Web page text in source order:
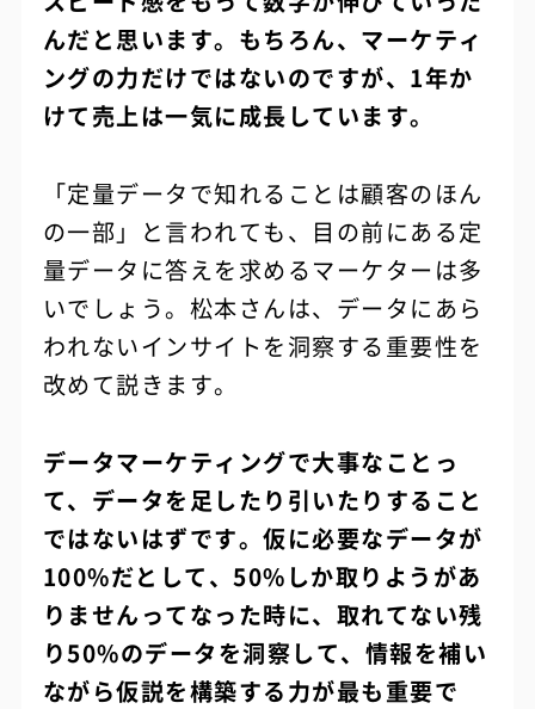
んだと思います。もちろん、マーケティ
ングの力だけではないのですが、1年か
けて売上は一気に成長しています。
「定量データで知れることは顧客のほん
の一部」と言われても、目の前にある定
量データに答えを求めるマーケターは多
いでしょう。松本さんは、データにあら
われないインサイトを洞察する重要性を
改めて説きます。
データマーケティングで大事なことっ
て、データを足したり引いたりすること
ではないはずです。仮に必要なデータが
100%だとして、50%しか取りようがあ
りませんってなった時に、取れてない残
り50%のデータを洞察して、情報を補い
ながら仮説を構築する力が最も重要で